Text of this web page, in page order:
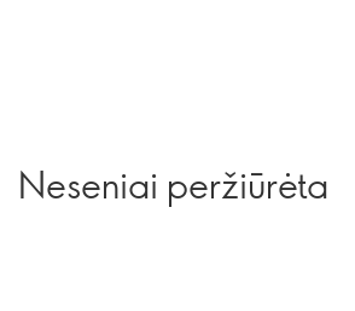
Neseniai peržiūrėta